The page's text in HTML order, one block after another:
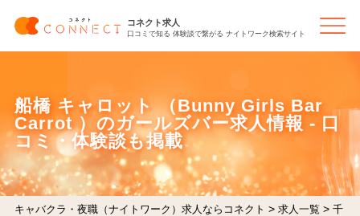
コネクト求人
口コミで知る 体験談で繋がる ナイトワーク検索サイト
船橋 キャロット （Bunny Girls Bar
Carrot ）のガールズバー求人情報 - 口
コミ・体験談も掲載
キャバクラ・夜職（ナイトワーク）求人ならコネクト > 求人一覧 > 千